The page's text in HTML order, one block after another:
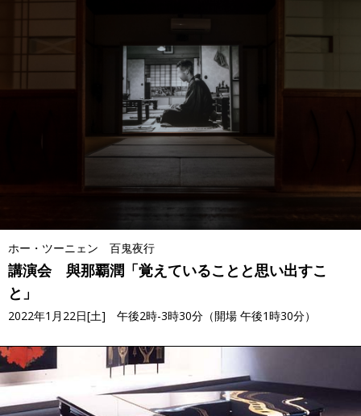
ホー・ツーニェン 百鬼夜行
講演会 與那覇潤「覚えていることと思い出すこ
と」
2022年1月22日[土] 午後2時-3時30分（開場 午後1時30分）